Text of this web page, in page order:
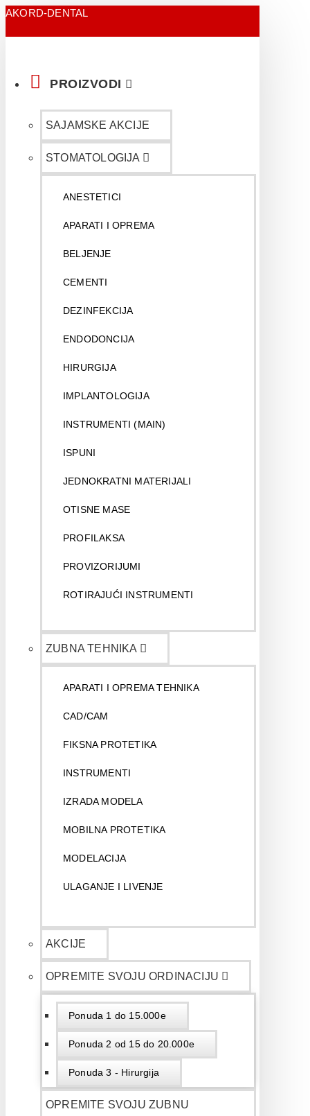
AKORD-DENTAL
PROIZVODI
SAJAMSKE AKCIJE
STOMATOLOGIJA
ANESTETICI
APARATI I OPREMA
BELJENJE
CEMENTI
DEZINFEKCIJA
ENDODONCIJA
HIRURGIJA
IMPLANTOLOGIJA
INSTRUMENTI (MAIN)
ISPUNI
JEDNOKRATNI MATERIJALI
OTISNE MASE
PROFILAKSA
PROVIZORIJUMI
ROTIRAJUĆI INSTRUMENTI
ZUBNA TEHNIKA
APARATI I OPREMA TEHNIKA
CAD/CAM
FIKSNA PROTETIKA
INSTRUMENTI
IZRADA MODELA
MOBILNA PROTETIKA
MODELACIJA
ULAGANJE I LIVENJE
AKCIJE
OPREMITE SVOJU ORDINACIJU
Ponuda 1 do 15.000e
Ponuda 2 od 15 do 20.000e
Ponuda 3 - Hirurgija
OPREMITE SVOJU ZUBNU